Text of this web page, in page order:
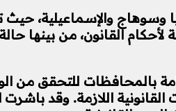
والإسماعيلية، حيث
عرفية لفتيات تتراوح أعمارهن بين 15 و17
بالمحافظات للتحقق من
اللازمة. وقد باشرت